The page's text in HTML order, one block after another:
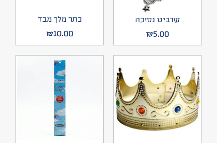
שרביט נסיכה
₪5.00
כתר מלך מבד
₪10.00